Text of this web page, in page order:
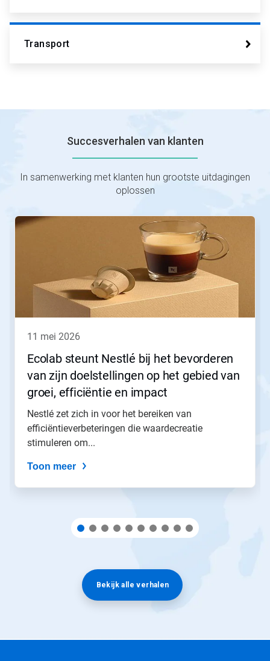
Transport
Succesverhalen van klanten
In samenwerking met klanten hun grootste uitdagingen
oplossen
Dit
knoppen
Vorige
doorheen
navigeren
spring
diastippen.
11 mei 2026
Ecolab steunt Nestlé bij het bevorderen
van zijn doelstellingen op het gebied van
groei, efficiëntie en impact
Nestlé zet zich in voor het bereiken van
efficiëntieverbeteringen die waardecreatie
stimuleren om...
Toon meer
Bekijk alle verhalen